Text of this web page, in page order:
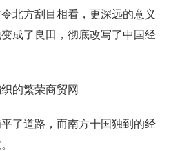
北方刮目相看，更深远的意义
成了良田，彻底改写了中国经
的繁荣商贸网
了道路，而南方十国独到的经